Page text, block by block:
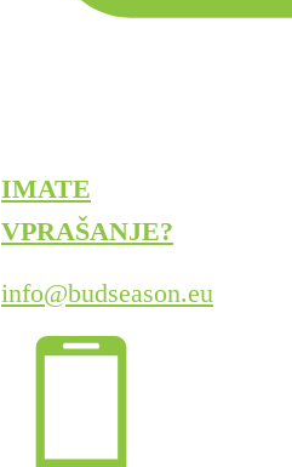
IMATE
VPRAŠANJE?
info@budseason.eu